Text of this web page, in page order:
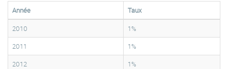
Année
Taux
2010
1%
2011
1%
2012
1%